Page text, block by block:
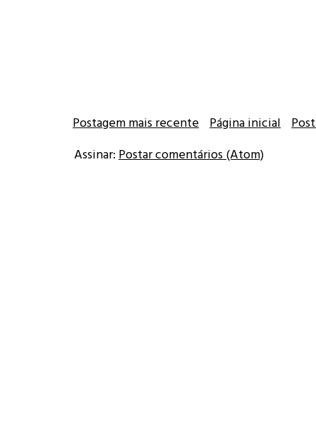
Postagem mais recente Página inicial
Assinar: Postar comentários (Atom)